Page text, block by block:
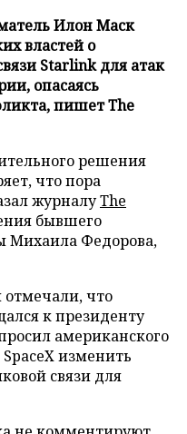
Илон Маск
властей о
Starlink для атак
опасаясь
пишет The
решения
что пора
журналуThe
бывшего
Михаила Федорова,
что
к президенту
американского
изменить
связи для